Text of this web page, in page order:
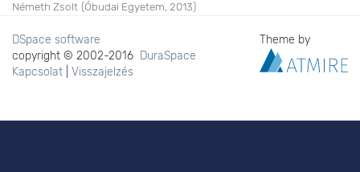
Németh Zsolt (Óbudai Egyetem 2013)
DSpace software
copyright © 2002-2016 DuraSpace
Kapcsolat
Visszajelzés
Theme by